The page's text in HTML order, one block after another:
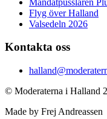
Flyg över Halland
Valsedeln 2026
Kontakta oss
© Moderaterna i Halland
Made by Frej Andreassen